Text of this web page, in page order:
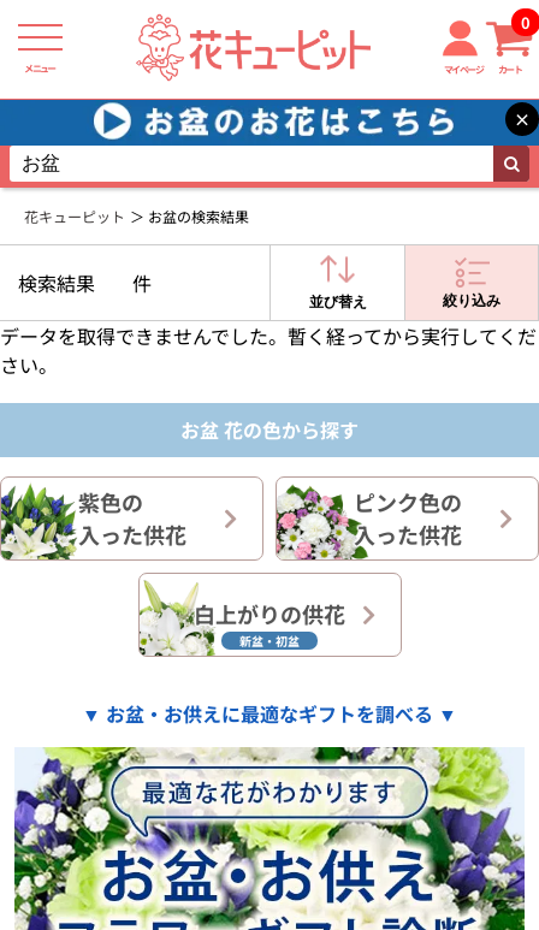
メニュー マイページ カート
0
×
花キューピット お盆の検索結果
検索結果 件
並び替え 絞り込み
データを取得できませんでした。暫く経ってから実行してくだ
さい。
お盆 花の色から探す
紫色の
入った供花
ピンク色の
入った供花
白上がりの供花
新盆・初盆
▼ お盆・お供えに最適なギフトを調べる ▼